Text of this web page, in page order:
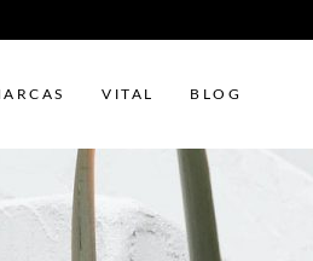
VITAL BLOG
Sin productos en el carrito